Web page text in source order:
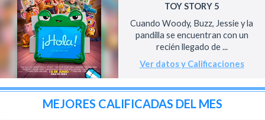
TOY STORY 5
Cuando Woody, Buzz, Jessie y la
pandilla se encuentran con un
recién llegado de ...
Ver datos y Calificaciones
MEJORES CALIFICADAS DEL MES